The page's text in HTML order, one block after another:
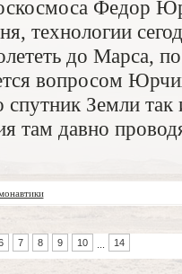
Федор
технологии
до Марса,
вопросом
спутник Земли
там давно
7 8 9 10 14